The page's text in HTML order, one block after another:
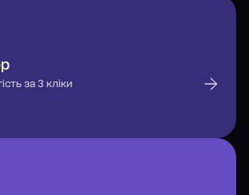
за 3 кліки